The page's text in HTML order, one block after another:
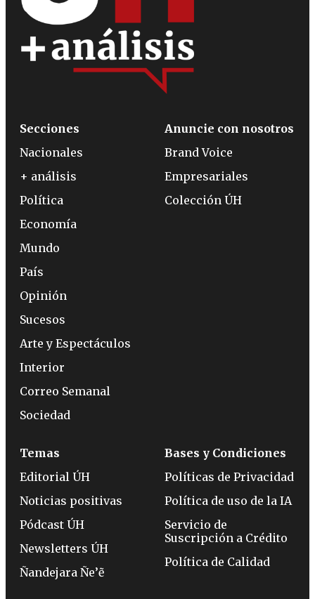
Secciones
Nacionales
+ análisis
Política
Economía
Mundo
País
Opinión
Sucesos
Arte y Espectáculos
Interior
Correo Semanal
Sociedad
Anuncie con nosotros
Brand Voice
Empresariales
Colección ÚH
Temas
Editorial ÚH
Noticias positivas
Pódcast ÚH
Newsletters ÚH
Ñandejara Ñe’ẽ
Bases y Condiciones
Políticas de Privacidad
Política de uso de la IA
Servicio de
Suscripción a Crédito
Política de Calidad